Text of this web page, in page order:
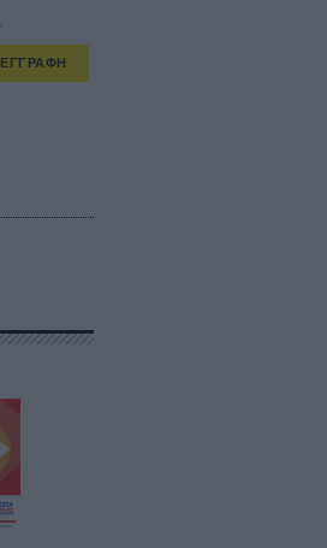
ΕΓΓΡΑΦΗ